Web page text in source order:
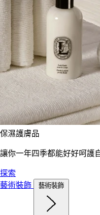
保濕護膚品
讓你一年四季都能好好呵護
探索
藝術裝飾
藝術裝飾